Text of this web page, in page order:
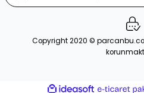
Copyright 2020 ©
ideasoft